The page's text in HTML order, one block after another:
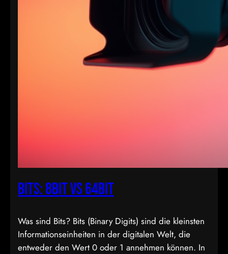
Bits: 8bit vs 64bit
Was sind Bits? Bits (Binary Digits) sind die kleinsten
Informationseinheiten in der digitalen Welt, die
entweder den Wert 0 oder 1 annehmen können. In